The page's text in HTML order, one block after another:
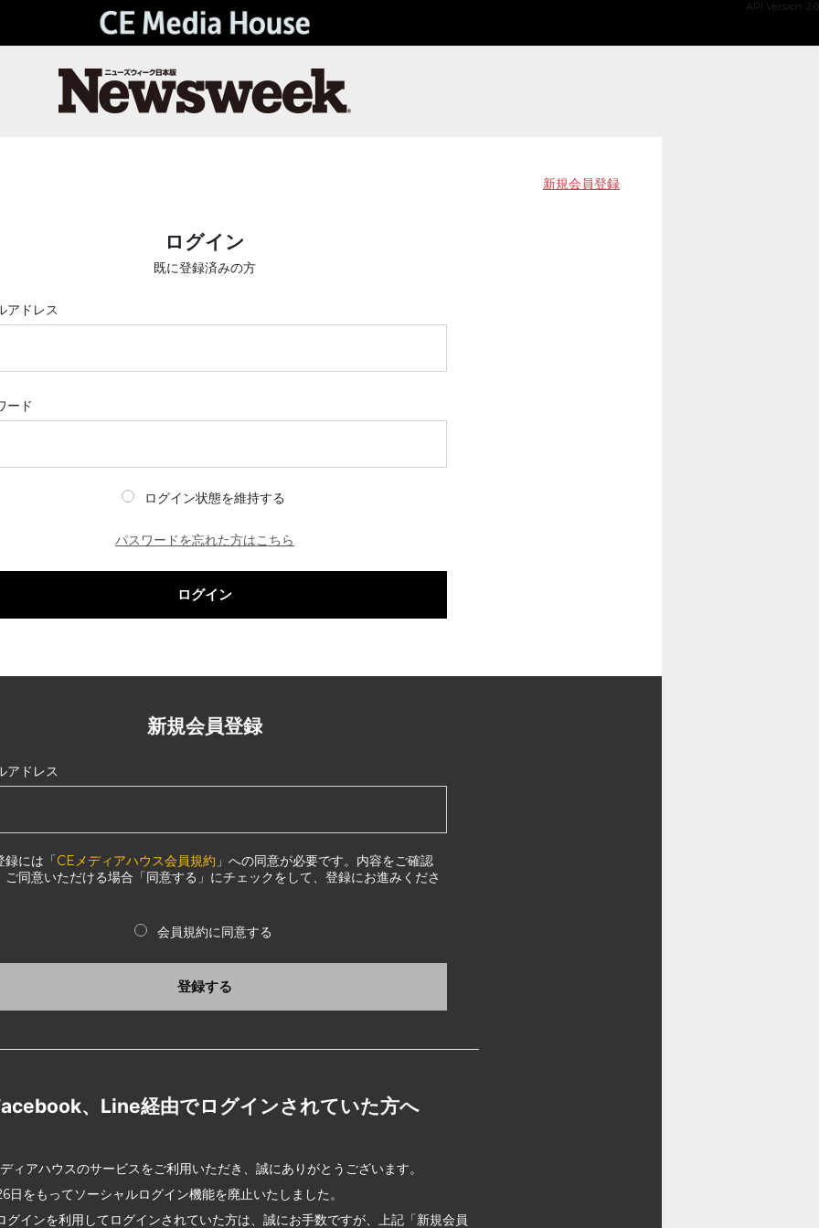
API Version 2.0
新規会員登録
ログイン
既に登録済みの方
アドレス
ード
ログイン状態を維持する
パスワードを忘れた方はこちら
ログイン
新規会員登録
アドレス
録には「CEメディアハウス会員規約 」への同意が必要です。内容をご確認
ご同意いただける場合「同意する」にチェックをして、登録にお進みくださ
会員規約に同意する
登録する
、Line経由でログインされていた方へ
ィアハウスのサービスをご利用いただき、誠にありがとうございます。
日をもってソーシャルログイン機能を廃止いたしました。
グインを利用してログインされていた方は、誠にお手数ですが、上記「新規会員